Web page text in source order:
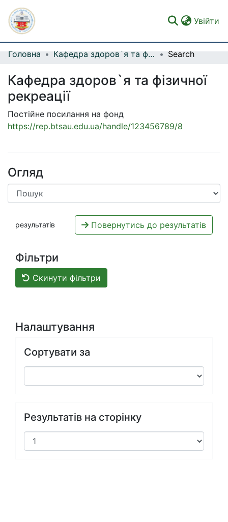
Увійти
Фонди та зібрання
Пошук за критеріями
Статистика
Головна Кафедра здоров`я та фізичної рекреації Search
Кафедра здоров`я та фізичної
рекреації
Постійне посилання на фонд
https://rep.btsau.edu.ua/handle/123456789/8
Огляд
результатів Повернутись до результатів
Фільтри
Скинути фільтри
Налаштування
Сортувати за
Результатів на сторінку